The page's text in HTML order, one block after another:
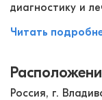
диагностику и
Читать
Россия, г.